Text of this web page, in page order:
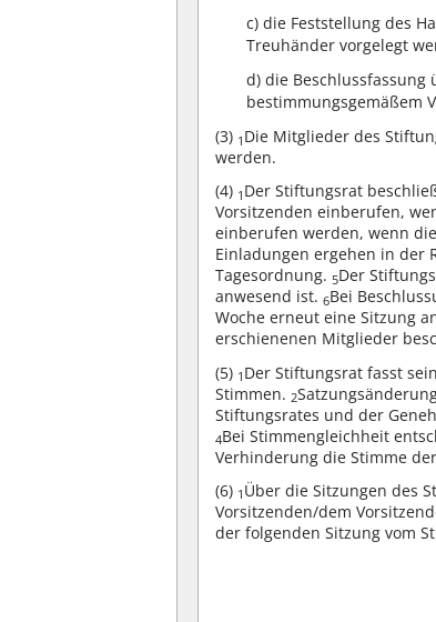
c) die Feststellung des
Treuhänder vorgelegt
d) die
bestimmungsgemäßem
(3) 1 Die Mitglieder des
werden.
(4) 1 Der Stiftungsrat
Vorsitzenden einberufen,
einberufen werden, wenn
Einladungen ergehen in der
Tagesordnung. 5Der
anwesend ist.6Bei
Woche erneut eine Sitzung
erschienenen Mitglieder
(5) 1 Der Stiftungsrat fasst
Stimmen. 2
Stiftungsrates und der
4Bei Stimmengleichheit
Verhinderung die Stimme
(6) 1 Über die Sitzungen des
Vorsitzenden/dem
der folgenden Sitzung vom